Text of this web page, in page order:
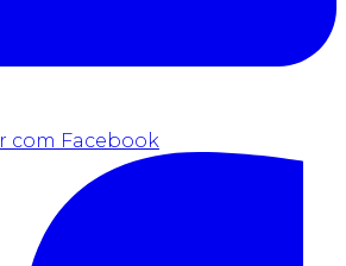
com Facebook